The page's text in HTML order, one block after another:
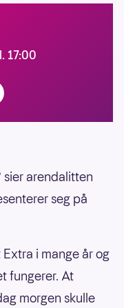
17:00
sier arendalitten
seg på
i mange år og
fungerer. At
morgen skulle